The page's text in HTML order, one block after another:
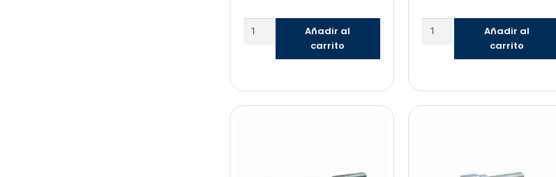
Añadir al
carrito
Añadir al
carrito